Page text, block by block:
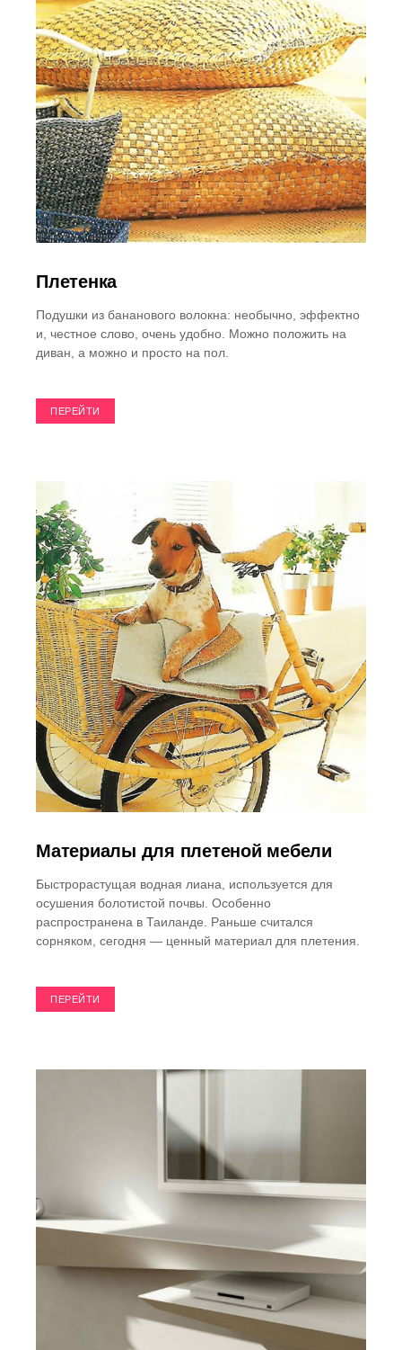
Плетенка
Подушки из бананового волокна: необычно, эффектно
и, честное слово, очень удобно. Можно положить на
диван, а можно и просто на пол.
ПЕРЕЙТИ
Материалы для плетеной мебели
Быстрорастущая водная лиана, используется для
осушения болотистой почвы. Особенно
распространена в Таиланде. Раньше считался
сорняком, сегодня — ценный материал для плетения.
ПЕРЕЙТИ